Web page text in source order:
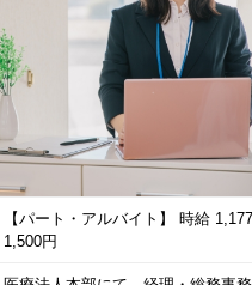
【パート・アルバイト】 時給
1,500円